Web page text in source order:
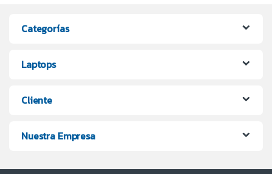
Categorías
Laptops
Cliente
Nuestra Empresa